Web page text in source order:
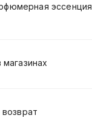
эссенция